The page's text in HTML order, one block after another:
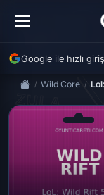
Google ile hızlı
Wild Core